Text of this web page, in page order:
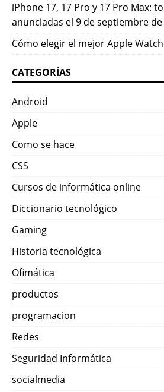
iPhone 17, 17 Pro y 17 Pro Max:
anunciadas el 9 de septiembre de
Cómo elegir el mejor Apple
CATEGORÍAS
Android
Apple
Como se hace
CSS
Cursos de informática online
Diccionario tecnológico
Gaming
Historia tecnológica
Ofimática
productos
programacion
Redes
Seguridad Informática
socialmedia